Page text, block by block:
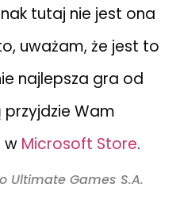
tutaj nie jest ona
uważam, że jest to
najlepsza gra od
Wam
w Microsoft Store.
Ultimate Games S.A.